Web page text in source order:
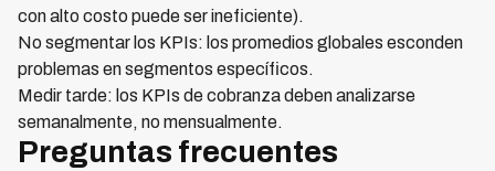
con alto costo puede ser ineficiente).
No segmentar los KPIs: los promedios globales esconden
problemas en segmentos específicos.
Medir tarde: los KPIs de cobranza deben analizarse
semanalmente, no mensualmente.
Preguntas frecuentes